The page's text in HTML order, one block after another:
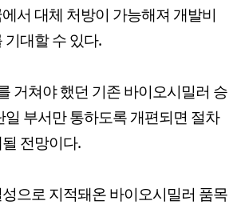
서 대체 처방이 가능해져 개발비
기대할 수 있다.
거쳐야 했던 기존 바이오시밀러 승
일 부서만 통하도록 개편되면 절차
전망이다.
으로 지적돼온 바이오시밀러 품목